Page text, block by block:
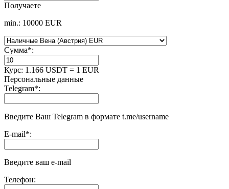
Получаете
min.: 10000 EUR
Сумма*:
Курс: 1.166 USDT = 1 EUR
Персональные данные
Telegram*:
Введите Ваш Telegram в формате t.me/username
E-mail*:
Введите ваш e-mail
Телефон: